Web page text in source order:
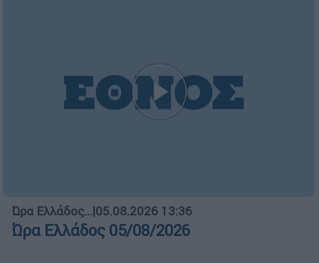
Ώρα Ελλάδος...|05.08.2026 13:36
Ώρα Ελλάδος 05/08/2026